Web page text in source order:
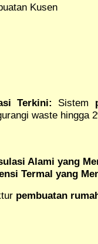
Kusen
Terkini: Sistem
waste hingga
Alami yang
Termal yang
pembuatan